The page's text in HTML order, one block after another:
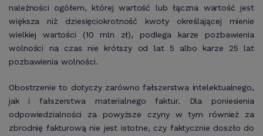
należności ogółem, której wartość lub łączna wartość jest
większa niż dziesięciokrotność kwoty określającej mienie
wielkiej wartości (10 mln zł), podlega karze pozbawienia
wolności na czas nie krótszy od lat 5 albo karze 25 lat
pozbawienia wolności.
Obostrzenie to dotyczy zarówno fałszerstwa intelektualnego,
jak i fałszerstwa materialnego faktur. Dla poniesienia
odpowiedzialności za powyższe czyny w tym również za
zbrodnię fakturową nie jest istotne, czy faktycznie doszło do